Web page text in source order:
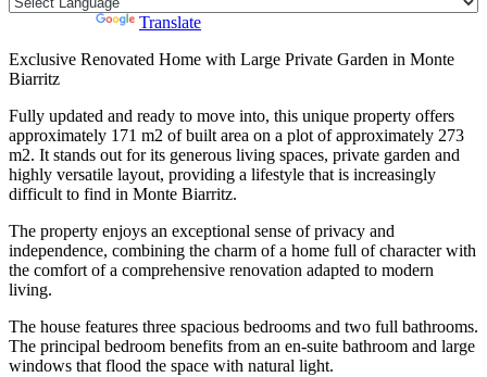
Translate
Exclusive Renovated Home with Large Private Garden in Monte
Biarritz
Fully updated and ready to move into, this unique property offers
approximately 171 m2 of built area on a plot of approximately 273
m2. It stands out for its generous living spaces, private garden and
highly versatile layout, providing a lifestyle that is increasingly
difficult to find in Monte Biarritz.
The property enjoys an exceptional sense of privacy and
independence, combining the charm of a home full of character with
the comfort of a comprehensive renovation adapted to modern
living.
The house features three spacious bedrooms and two full bathrooms.
The principal bedroom benefits from an en-suite bathroom and large
windows that flood the space with natural light.